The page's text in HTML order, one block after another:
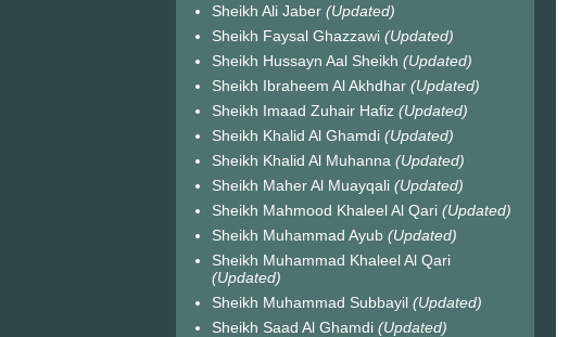
Sheikh Ali Jaber (Updated)
Sheikh Faysal Ghazzawi (Updated)
Sheikh Hussayn Aal Sheikh (Updated)
Sheikh Ibraheem Al Akhdhar (Updated)
Sheikh Imaad Zuhair Hafiz (Updated)
Sheikh Khalid Al Ghamdi (Updated)
Sheikh Khalid Al Muhanna (Updated)
Sheikh Maher Al Muayqali (Updated)
Sheikh Mahmood Khaleel Al Qari (Updated)
Sheikh Muhammad Ayub (Updated)
Sheikh Muhammad Khaleel Al Qari
(Updated)
Sheikh Muhammad Subbayil (Updated)
Sheikh Saad Al Ghamdi (Updated)